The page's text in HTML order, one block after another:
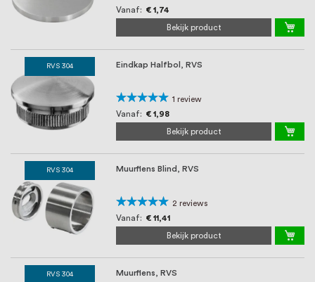
92%
Vanaf
€ 1,74
Bekijk product
RVS 304 Eindkap Halfbol, RVS
Waardering:
100%
1 review
Vanaf
€ 1,98
Bekijk product
RVS 304 Muurflens Blind, RVS
Waardering:
100%
2 reviews
Vanaf
€ 11,41
Bekijk product
RVS 304 Muurflens, RVS